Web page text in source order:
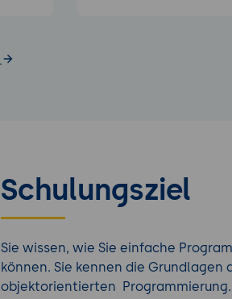
Schulungsziel
Sie wissen, wie Sie einfache
können. Sie kennen die Grundlagen
objektorientierten Programmierung.